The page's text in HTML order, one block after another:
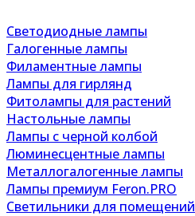
Светодиодные лампы
Галогенные лампы
Филаментные лампы
Лампы для гирлянд
Фитолампы для растений
Настольные лампы
Лампы с черной колбой
Люминесцентные лампы
Металлогалогенные лампы
Лампы премиум Feron.PRO
Светильники для помещений